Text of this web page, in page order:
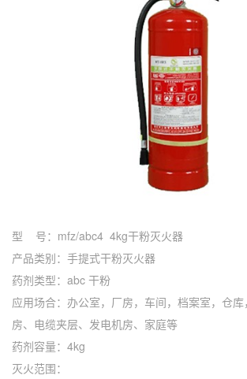
型 号：mfz/abc4 4kg干粉灭火器
产品类别：手提式干粉灭火器
药剂类型：abc 干粉
应用场合：办公室，厂房，车间，档案室，仓
房、电缆夹层、发电机房、家庭等
药剂容量：4kg
灭火范围：